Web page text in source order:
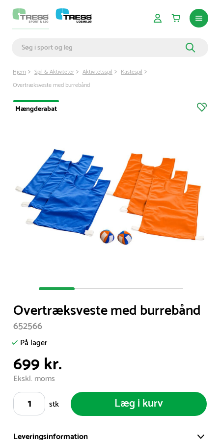
Hjem Spil & Aktiviteter Aktivitetsspil
Kastespil
Overtræksveste med burrebånd
Mængderabat
of
4
Overtræksveste med burrebånd
652566
På lager
699 kr.
Ekskl. moms
stk
Læg i kurv
Leveringsinformation